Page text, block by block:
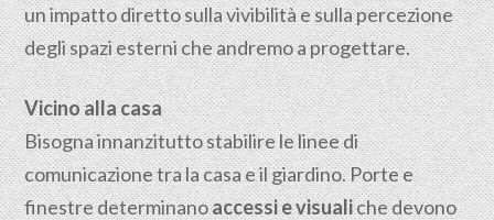
un impatto diretto sulla vivibilità e sulla percezione
degli spazi esterni che andremo a progettare.
Vicino alla casa
Bisogna innanzitutto stabilire le linee di
comunicazione tra la casa e il giardino. Porte e
finestre determinanoaccessi e visualiche devono